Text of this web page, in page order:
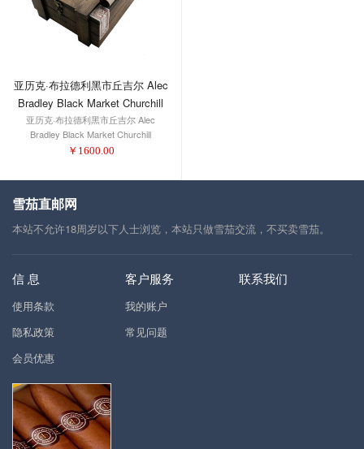
亚历克·布拉德利黑市丘吉尔 Alec
Bradley Black Market Churchill
亚历克·布拉德利黑市丘吉尔 Alec
Bradley Black Market Churchill
￥ 1600.00
雪茄直邮网
本站不允许18周岁以下人士浏览，本站只做雪茄交流，不买卖雪茄。
信 息
使用条款
隐私政策
会员优惠
客户服务
我的账户
常见问题
联系我们